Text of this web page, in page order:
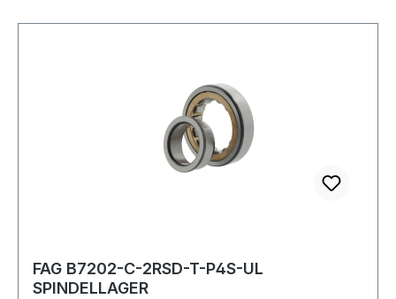
FAG B7202-C-2RSD-T-P4S-UL
SPINDELLAGER